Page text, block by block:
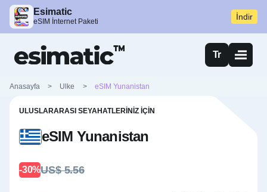
Esimatic
eSIM İnternet Paketi İndir
Tr
Anasayfa > Ulke > eSIM Yunanistan
ULUSLARARASI SEYAHATLERINIZ İÇIN
eSIM Yunanistan
-30%US$ 5.56